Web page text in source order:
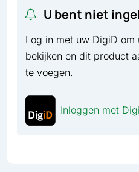
U bent niet
Log in met uw DigiD om
bekijken en dit product
te voegen.
Inloggen met